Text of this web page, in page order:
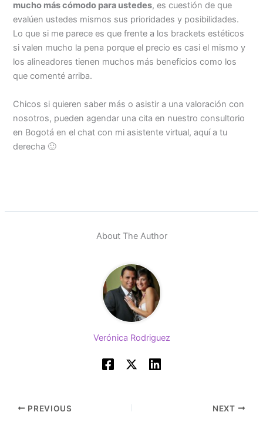
mucho más cómodo para ustedes, es cuestión de que
evalúen ustedes mismos sus prioridades y posibilidades.
Lo que si me parece es que frente a los brackets estéticos
si valen mucho la pena porque el precio es casi el mismo y
los alineadores tienen muchos más beneficios como los
que comenté arriba.
Chicos si quieren saber más o asistir a una valoración con
nosotros, pueden agendar una cita en nuestro consultorio
en Bogotá en el chat con mi asistente virtual, aquí a tu
derecha 🙂
About The Author
Verónica Rodriguez
PREVIOUS NEXT